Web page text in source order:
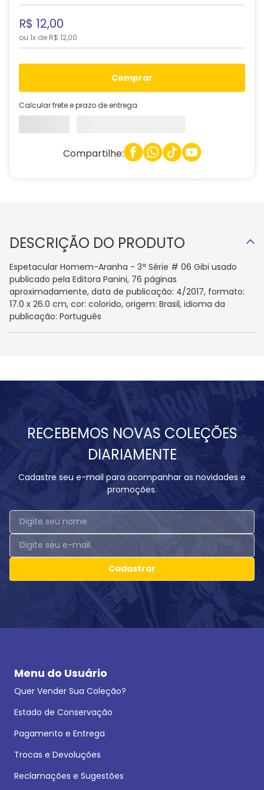
R$ 12,00
ou 1x de R$ 12,00
comprar
Calcular frete e prazo de entrega
Compartilhe:
DESCRIÇÃO DO PRODUTO
Espetacular Homem-Aranha - 3ª Série # 06 Gibi usado
publicado pela Editora Panini, 76 páginas
aproximadamente, data de publicação: 4/2017, formato:
17.0 x 26.0 cm, cor: colorido, origem: Brasil, idioma da
publicação: Português
RECEBEMOS NOVAS COLEÇÕES
DIARIAMENTE
Cadastre seu e-mail para acompanhar as novidades e
promoções.
Cadastrar
Menu do Usuário
Quer Vender Sua Coleção?
Estado de Conservação
Pagamento e Entrega
Trocas e Devoluções
Reclamações e Sugestões